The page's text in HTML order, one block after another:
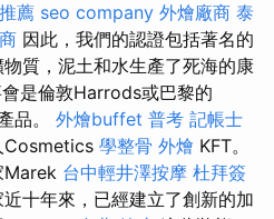
薦 seo company 外燴廠商 泰
因此，我們的認證包括著名的
質，泥土和水生產了死海的康
是倫敦Harrods或巴黎的
品。 外燴buffet 普考 記帳士
Cosmetics 學整骨 外燴 KFT。
Marek 台中輕井澤按摩 杜拜簽
十年來，已經建立了創新的加